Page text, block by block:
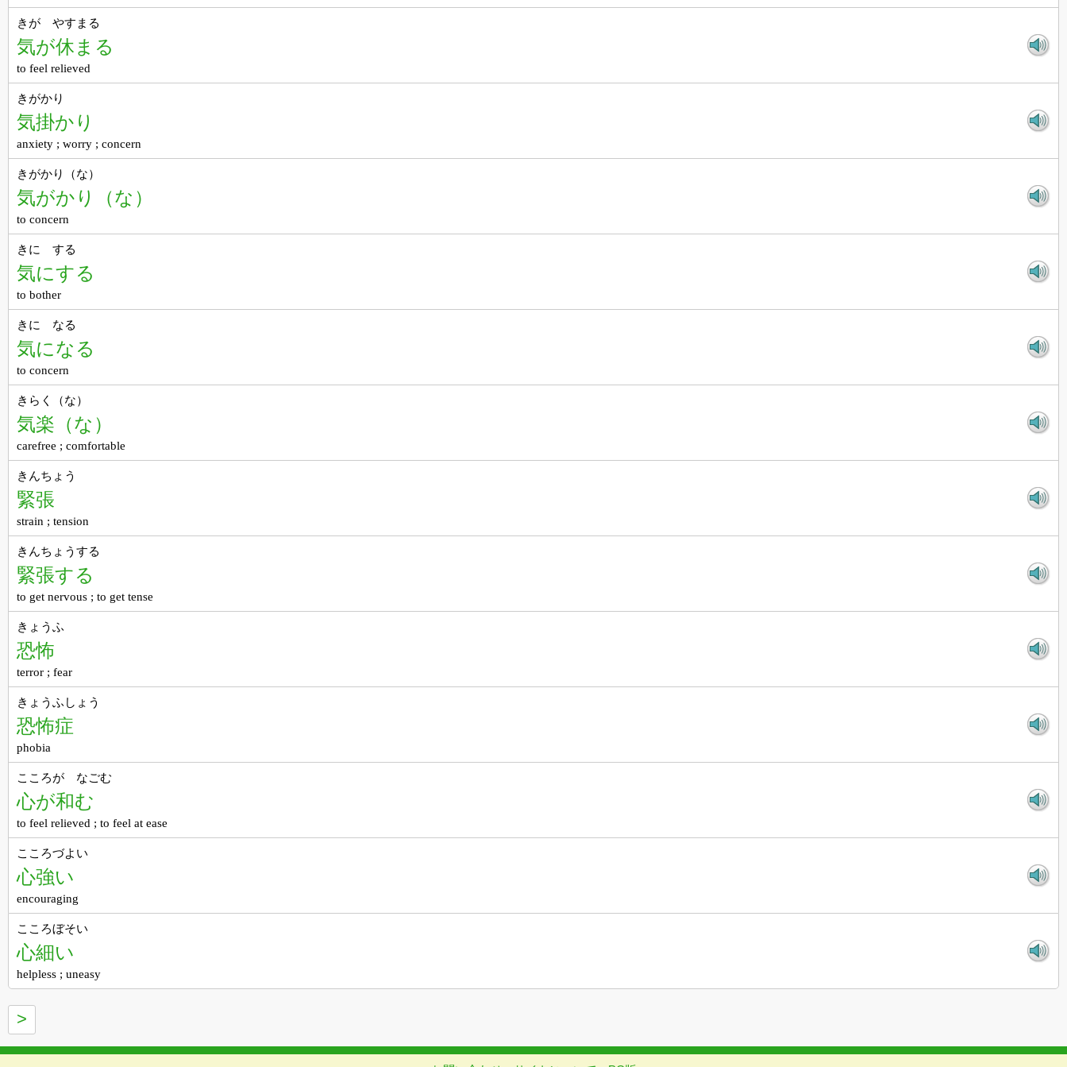
きが やすまる
気が休まる
to feel relieved
きがかり
気掛かり
anxiety ; worry ; concern
きがかり（な）
気がかり（な）
to concern
きに する
気にする
to bother
きに なる
気になる
to concern
きらく（な）
気楽（な）
carefree ; comfortable
きんちょう
緊張
strain ; tension
きんちょうする
緊張する
to get nervous ; to get tense
きょうふ
恐怖
terror ; fear
きょうふしょう
恐怖症
phobia
こころが なごむ
心が和む
to feel relieved ; to feel at ease
こころづよい
心強い
encouraging
こころぼそい
心細い
helpless ; uneasy
>